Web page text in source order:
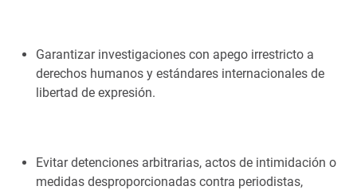
Garantizar investigaciones con apego irrestricto a
derechos humanos y estándares internacionales de
libertad de expresión.
Evitar detenciones arbitrarias, actos de intimidación o
medidas desproporcionadas contra periodistas,